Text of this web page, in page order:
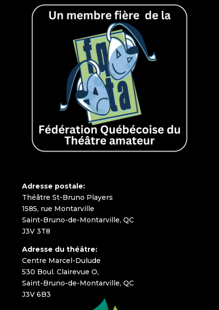
Adresse postale:
Théâtre St-Bruno Players
1585, rue Montarville
Saint-Bruno-de-Montarville, QC
J3V 3T8
Adresse du théâtre:
Centre Marcel-Dulude
530 Boul. Clairevue O,
Saint-Bruno-de-Montarville, QC
J3V 6B3